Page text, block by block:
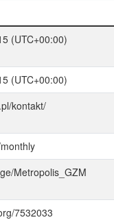
(UTC+00:00)
(UTC+00:00)
kontakt/
Metropolis_GZM
7532033